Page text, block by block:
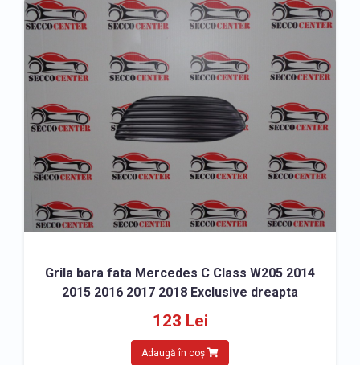
Grila bara fata Mercedes C Class W205 2014
2015 2016 2017 2018 Exclusive dreapta
123 Lei
Adaugă în coș